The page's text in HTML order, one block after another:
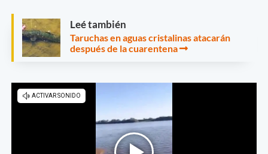
Leé también
Taruchas en aguas cristalinas atacarán
después de la cuarentena